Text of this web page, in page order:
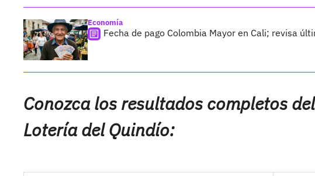
Economía
Fecha de pago Colombia Mayor en Cali; revisa
Conozca los resultados completos
Lotería del Quindío: